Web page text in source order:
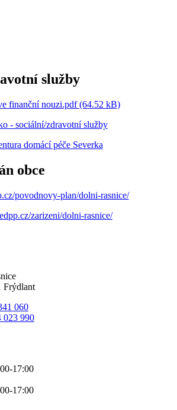
služby
finanční nouzi.pdf (64.52 kB)
- sociální/zdravotní služby
domácí péče Severka
obce
povodnovy-plan/dolni-rasnice/
zarizeni/dolni-rasnice/
Frýdlant
060
023 990
17:00
17:00